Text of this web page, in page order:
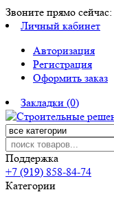
Звоните прямо сейчас:
Личный кабинет
Авторизация
Регистрация
Оформить заказ
Закладки (0)
Поддержка
+7 (919) 858-84-74
Категории